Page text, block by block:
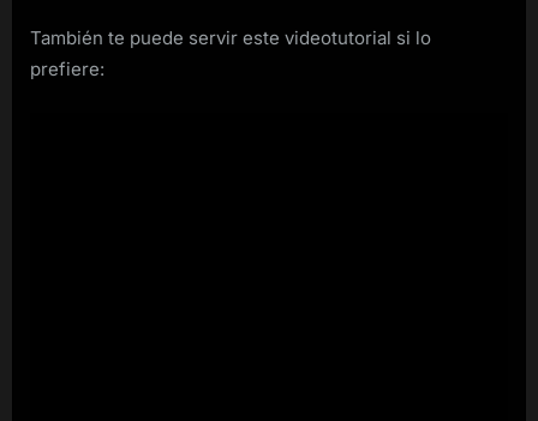
También te puede servir este videotutorial si lo
prefiere: